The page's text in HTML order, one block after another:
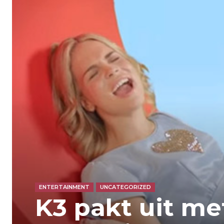
ENTERTAINMENT UNCATEGORIZED
K3 pakt uit